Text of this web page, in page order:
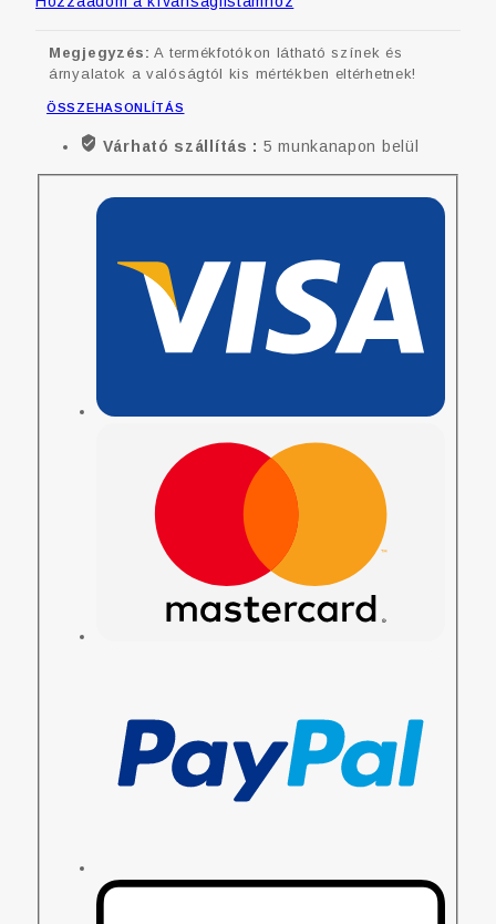
Megjegyzés: A termékfotókon látható színek és
árnyalatok a valóságtól kis mértékben eltérhetnek!
ÖSSZEHASONLÍTÁS
Várható szállítás : 5 munkanapon belül